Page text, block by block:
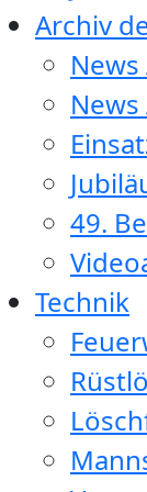
Archiv
49.
Technik